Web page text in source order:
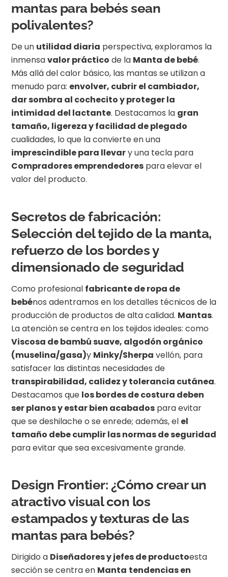
mantas para bebés sean
polivalentes?
De un utilidad diaria perspectiva, exploramos la
inmensavalor práctico de la Manta de bebé.
Más allá del calor básico, las mantas se utilizan a
menudo para: envolver, cubrir el cambiador,
dar sombra al cochecito y proteger la
intimidad del lactante. Destacamos la gran
tamaño, ligereza y facilidad de plegado
cualidades, lo que la convierte en una
imprescindible para llevary una tecla para
Compradores emprendedores para elevar el
valor del producto.
Secretos de fabricación:
Selección del tejido de la manta,
refuerzo de los bordes y
dimensionado de seguridad
Como profesional fabricante de ropa de
bebénos adentramos en los detalles técnicos de la
producción de productos de alta calidad. Mantas.
La atención se centra en los tejidos ideales: como
Viscosa de bambú suave, algodón orgánico
(muselina/gasa)y Minky/Sherpa vellón, para
satisfacer las distintas necesidades de
transpirabilidad, calidez y tolerancia cutánea.
Destacamos que los bordes de costura deben
ser planos y estar bien acabados para evitar
que se deshilache o se enrede; además, el el
tamaño debe cumplir las normas de seguridad
para evitar que sea excesivamente grande.
Design Frontier: ¿Cómo crear un
atractivo visual con los
estampados y texturas de las
mantas para bebés?
Dirigido a Diseñadores y jefes de productoesta
sección se centra en Manta tendencias en